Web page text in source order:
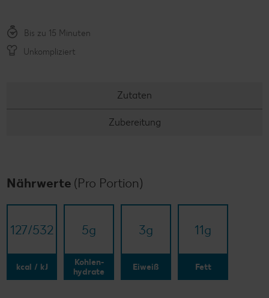
Bis zu 15 Minuten
Unkompliziert
Zutaten
Zubereitung
Nährwerte (Pro Portion)
127/​532
kcal / kJ
5g
Kohlen-
hydrate
3g
Eiweiß
11g
Fett